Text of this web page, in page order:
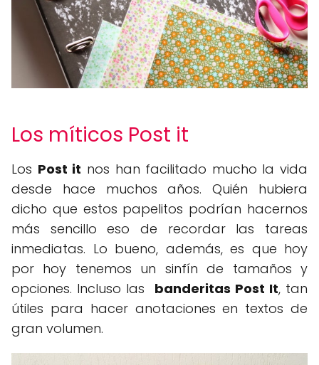
Los míticos Post it
Los Post it nos han facilitado mucho la vida
desde hace muchos años. Quién hubiera
dicho que estos papelitos podrían hacernos
más sencillo eso de recordar las tareas
inmediatas. Lo bueno, además, es que hoy
por hoy tenemos un sinfín de tamaños y
opciones. Incluso las banderitas Post It, tan
útiles para hacer anotaciones en textos de
gran volumen.